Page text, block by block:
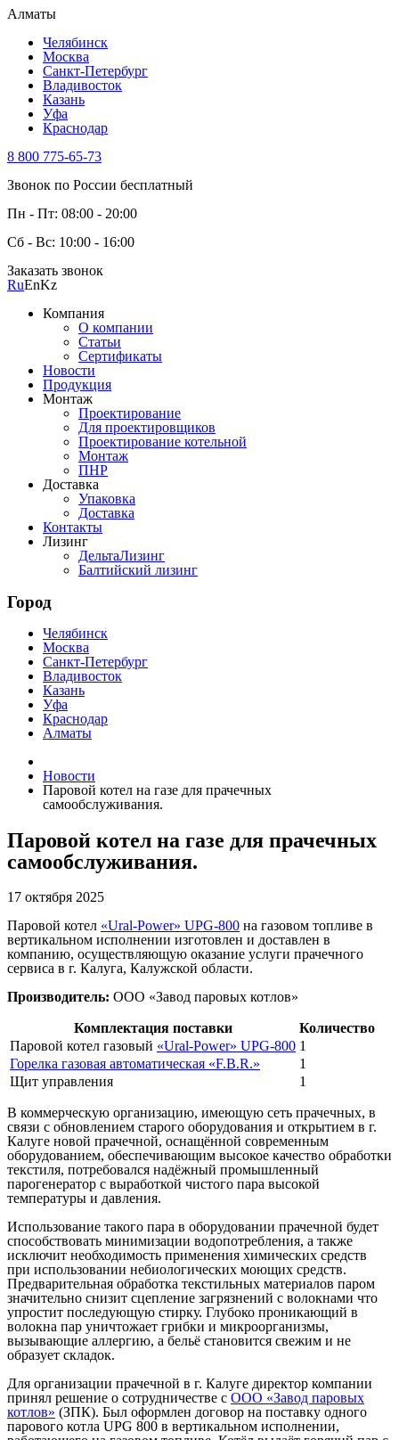
Алматы
Челябинск
Москва
Санкт-Петербург
Владивосток
Казань
Уфа
Краснодар
8 800 775-65-73
Звонок по России бесплатный
Пн - Пт: 08:00 - 20:00
Сб - Вс: 10:00 - 16:00
Заказать звонок
RuEnKz
Компания
О компании
Статьи
Сертификаты
Новости
Продукция
Монтаж
Проектирование
Для проектировщиков
Проектирование котельной
Монтаж
ПНР
Доставка
Упаковка
Доставка
Контакты
Лизинг
ДельтаЛизинг
Балтийский лизинг
Город
Челябинск
Москва
Санкт-Петербург
Владивосток
Казань
Уфа
Краснодар
Алматы
Новости
Паровой котел на газе для прачечных
самообслуживания.
Паровой котел на газе для прачечных
самообслуживания.
17 октября 2025
Паровой котел «Ural-Power» UPG-800 на газовом топливе в
вертикальном исполнении изготовлен и доставлен в
компанию, осуществляющую оказание услуги прачечного
сервиса в г. Калуга, Калужской области.
Производитель: ООО «Завод паровых котлов»
Комплектация поставки
Количество
Паровой котел газовый «Ural-Power» UPG-800 1
Горелка газовая автоматическая «F.B.R.»
1
Щит управления
1
В коммерческую организацию, имеющую сеть прачечных, в
связи с обновлением старого оборудования и открытием в г.
Калуге новой прачечной, оснащённой современным
оборудованием, обеспечивающим высокое качество обработки
текстиля, потребовался надёжный промышленный
парогенератор с выработкой чистого пара высокой
температуры и давления.
Использование такого пара в оборудовании прачечной будет
способствовать минимизации водопотребления, а также
исключит необходимость применения химических средств
при использовании небиологических моющих средств.
Предварительная обработка текстильных материалов паром
значительно снизит сцепление загрязнений с волокнами что
упростит последующую стирку. Глубоко проникающий в
волокна пар уничтожает грибки и микроорганизмы,
вызывающие аллергию, а бельё становится свежим и не
образует складок.
Для организации прачечной в г. Калуге директор компании
принял решение о сотрудничестве с ООО «Завод паровых
котлов» (ЗПК). Был оформлен договор на поставку одного
парового котла UPG 800 в вертикальном исполнении,